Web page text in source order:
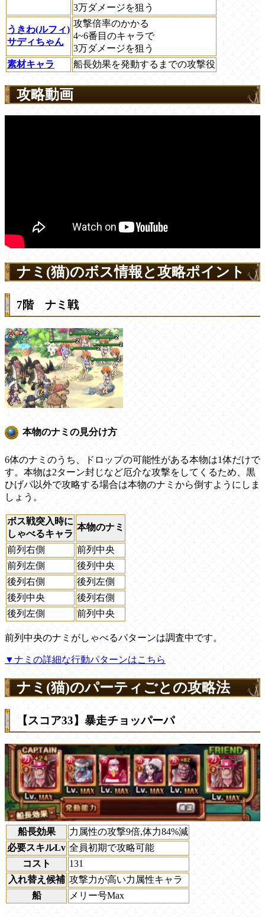
3万ダメージを狙う
うきわ(ルフィ)
サディちゃん
攻撃倍率のかかる
4~6番目のキャラで
3万ダメージを狙う
素材キャラ
船長効果を発動するまでの攻撃役
攻略動画
ナミ(猫)のボス情報と攻略ポイント
7階 ナミ戦
本物のナミの見分け方
6体のナミのうち、ドロップの可能性がある本物は1体だけで
す。本物は2ターン封じなど厄介な攻撃をしてくるため、黒
ひげパ以外で攻略する場合は本物のナミから倒すようにしま
しょう。
ボス戦突入時に
しゃべるキャラ
本物のナミ
前列右側
前列中央
前列左側
後列中央
後列右側
後列左側
後列中央
後列右側
後列左側
前列中央
前列中央のナミがしゃべるパターンは調査中です。
▼ナミの詳細な行動パターンはこちら
ナミ(猫)のパーティごとの攻略法
【スコア33】暴走チョッパーパ
船長効果
力属性の攻撃9倍,体力84%減
必要スキルLv 全員初期で攻略可能
コスト
131
入れ替え候補 攻撃力が高い力属性キャラ
船
メリー号Max